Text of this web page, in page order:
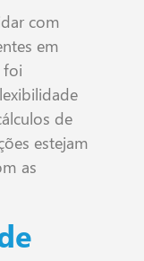
com
em
foi
de
estejam
as